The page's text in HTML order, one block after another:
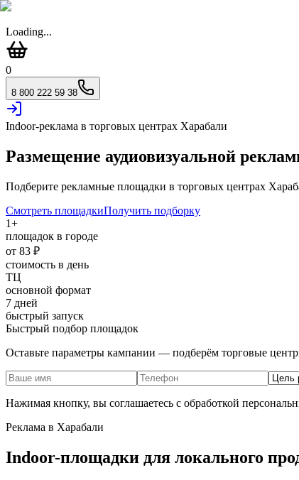
Loading...
0
8 800 222 59 38
Indoor-реклама в торговых центрах Харабали
Размещение аудиовизуальной
Подберите рекламные площадки в торговых центрах
Смотреть площадкиПолучить подборку
1+
площадок в городе
от 83 ₽
стоимость в день
ТЦ
основной формат
7 дней
быстрый запуск
Быстрый подбор площадок
Оставьте параметры кампании — подберём торговые
Нажимая кнопку, вы соглашаетесь с обработкой
Реклама в Харабали
Indoor-площадки для локального